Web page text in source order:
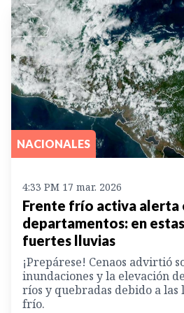
NACIONALES
4:33 PM 17 mar. 2026
Frente frío activa alerta
departamentos: en
fuertes lluvias
¡Prepárese! Cenaos advirtió
inundaciones y la elevación
ríos y quebradas debido a
frío.